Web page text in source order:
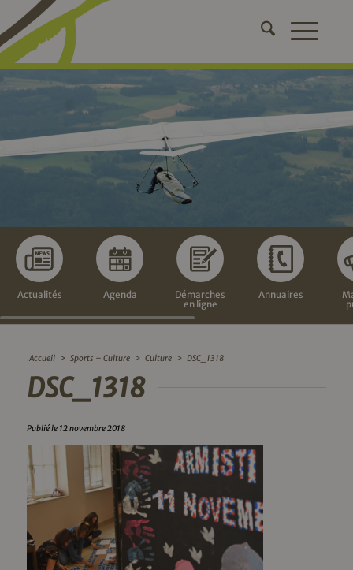
Actualités Agenda
Démarches
en ligne
Annuaires
Accueil > Sports – Culture > Culture > DSC_1318
DSC_1318
Publié le 12 novembre 2018